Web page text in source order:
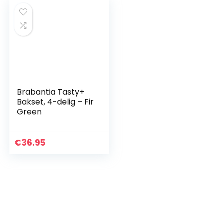
Brabantia Tasty+
Bakset, 4-delig – Fir
Green
€36.95